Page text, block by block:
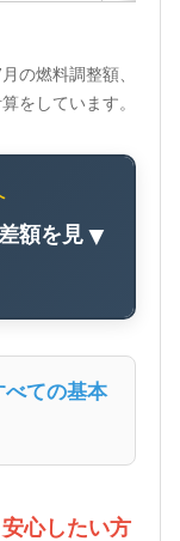
の燃料調整額、
をしています。
額を見▼
べての基本
心したい方